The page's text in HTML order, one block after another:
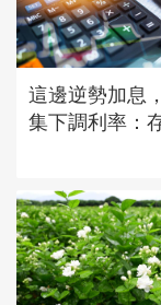
這邊逆勢加息
集下調利率：